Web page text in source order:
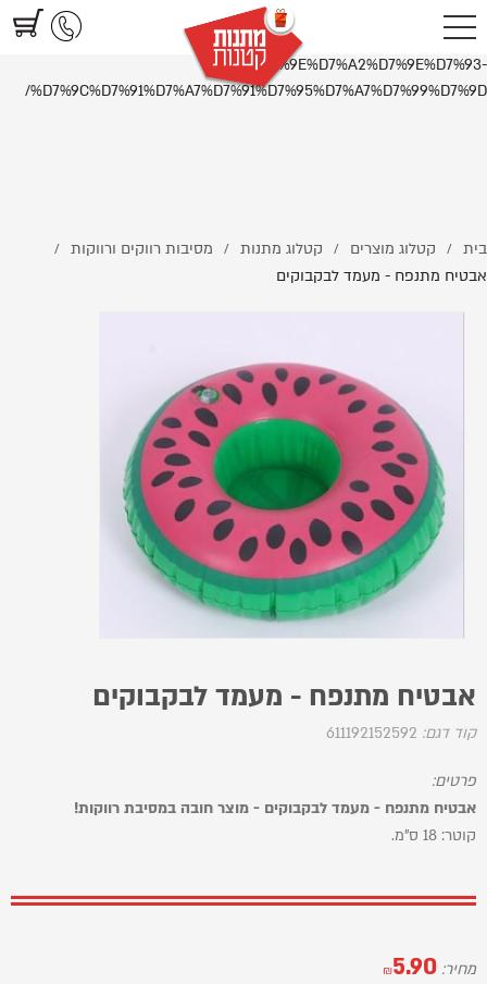
https://www.littlegifts.co.il/%D7%90%D7%91%D7%98%D7%99%D7%97-
%D7%9E%D7%AA%D7%A0%D7%A4%D7%97-
%D7%9E%D7%A2%D7%9E%D7%93-
%D7%9C%D7%91%D7%A7%D7%91%D7%95%D7%A7%D7%99%D7%9D/
בית / קטלוג מוצרים / קטלוג מתנות / מסיבות רווקים ורווקות /
אבטיח מתנפח - מעמד לבקבוקים
אבטיח מתנפח - מעמד לבקבוקים
קוד דגם: 611192152592
פרטים:
אבטיח מתנפח - מעמד לבקבוקים - מוצר חובה במסיבת רווקות!
קוטר: 18 ס"מ.
מחיר: 5.90
₪